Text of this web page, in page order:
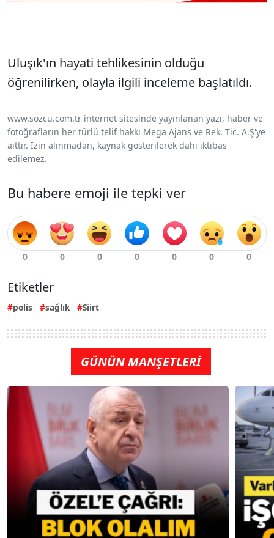
Uluşık'ın hayati tehlikesinin olduğu
öğrenilirken, olayla ilgili inceleme başlatıldı.
www.sozcu.com.tr internet sitesinde yayınlanan yazı, haber ve
fotoğrafların her türlü telif hakkı Mega Ajans ve Rek. Tic. A.Ş'ye
aittir. İzin alınmadan, kaynak gösterilerek dahi iktibas
edilemez.
Bu habere emoji ile tepki ver
Etiketler
polis sağlık Siirt
GÜNÜN MANŞETLERİ